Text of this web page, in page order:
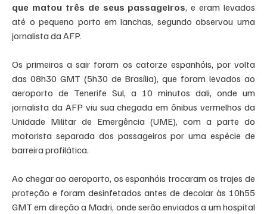
que matou três de seus passageiros, e eram levados
até o pequeno porto em lanchas, segundo observou uma
jornalista da AFP.
Os primeiros a sair foram os catorze espanhóis, por volta
das 08h30 GMT (5h30 de Brasília), que foram levados ao
aeroporto de Tenerife Sul, a 10 minutos dali, onde um
jornalista da AFP viu sua chegada em ônibus vermelhos da
Unidade Militar de Emergência (UME), com a parte do
motorista separada dos passageiros por uma espécie de
barreira profilática.
Ao chegar ao aeroporto, os espanhóis trocaram os trajes de
proteção e foram desinfetados antes de decolar às 10h55
GMT em direção a Madri, onde serão enviados a um hospital